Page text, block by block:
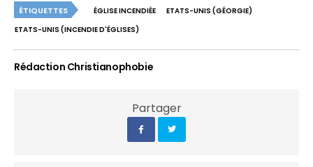
ÉTIQUETTES ÉGLISE INCENDIÉE
ETATS-UNIS (GÉORGIE)
ETATS-UNIS (INCENDIE D'ÉGLISES)
Rédaction Christianophobie
Partager